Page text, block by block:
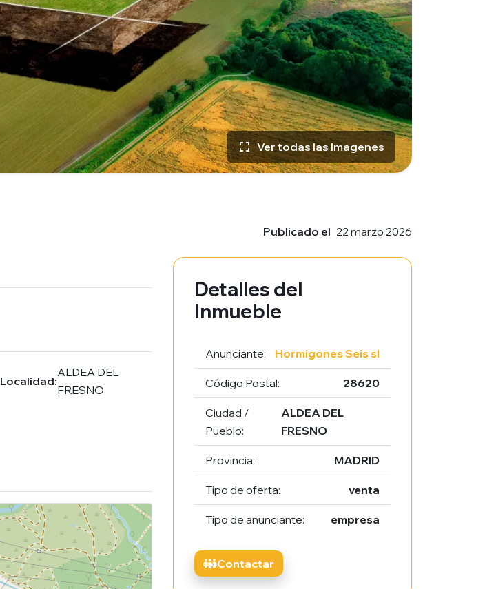
Ver todas las Imagenes
Publicado el 22 marzo 2026
Localidad:
ALDEA DEL
FRESNO
Detalles del
Inmueble
Anunciante: Hormigones Seis sl
Código Postal: 28620
Ciudad /
Pueblo:
ALDEA DEL
FRESNO
Provincia: MADRID
Tipo de oferta: venta
Tipo de anunciante: empresa
Contactar